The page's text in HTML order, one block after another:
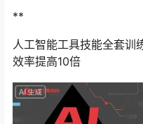
**
人工智能工具技能全套训
效率提高10倍